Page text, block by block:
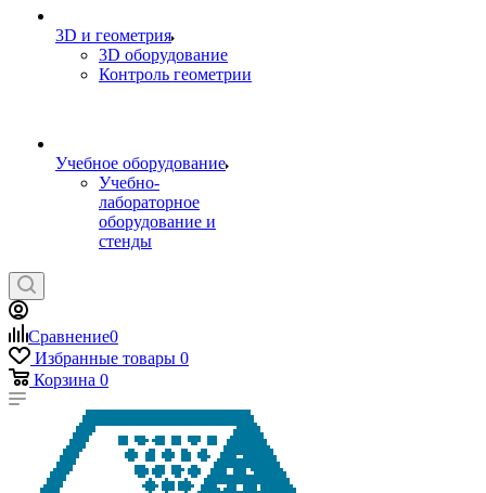
3D и геометрия
3D оборудование
Контроль геометрии
Учебное оборудование
Учебно-
лабораторное
оборудование и
стенды
Сравнение0
Избранные товары 0
Корзина 0